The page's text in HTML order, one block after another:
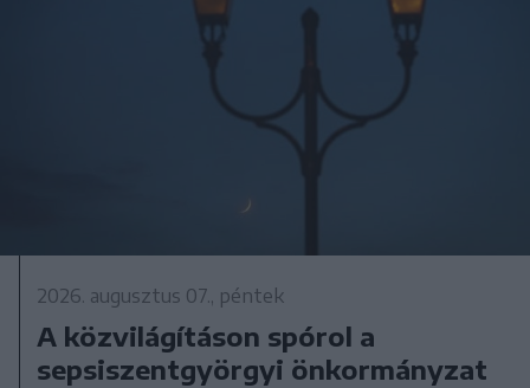
2026. augusztus 07., péntek
A közvilágításon spórol a
sepsiszentgyörgyi önkormányzat